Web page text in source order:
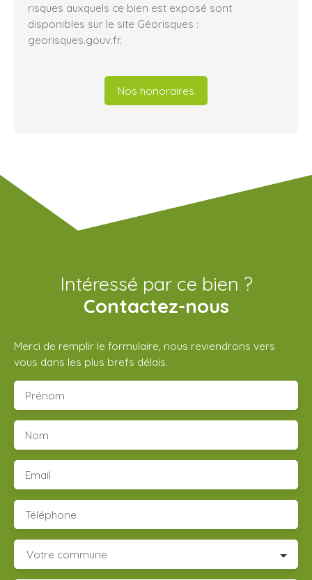
risques auxquels ce bien est exposé sont
disponibles sur le site Géorisques :
georisques.gouv.fr.
Nos honoraires
Intéressé par ce bien ?
Contactez-nous
Merci de remplir le formulaire, nous reviendrons vers
vous dans les plus brefs délais.
Prénom
Nom
Email
Téléphone
Votre commune